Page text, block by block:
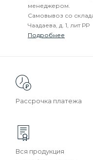
менеджером.
Самовывоз со
Чаадаева, д. 1, лит РР
Подробнее
Рассрочка платежа
Вся продукция